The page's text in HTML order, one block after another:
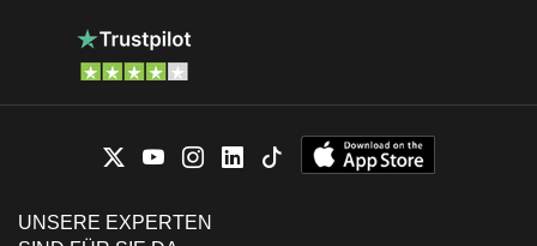
UNSERE EXPERTEN